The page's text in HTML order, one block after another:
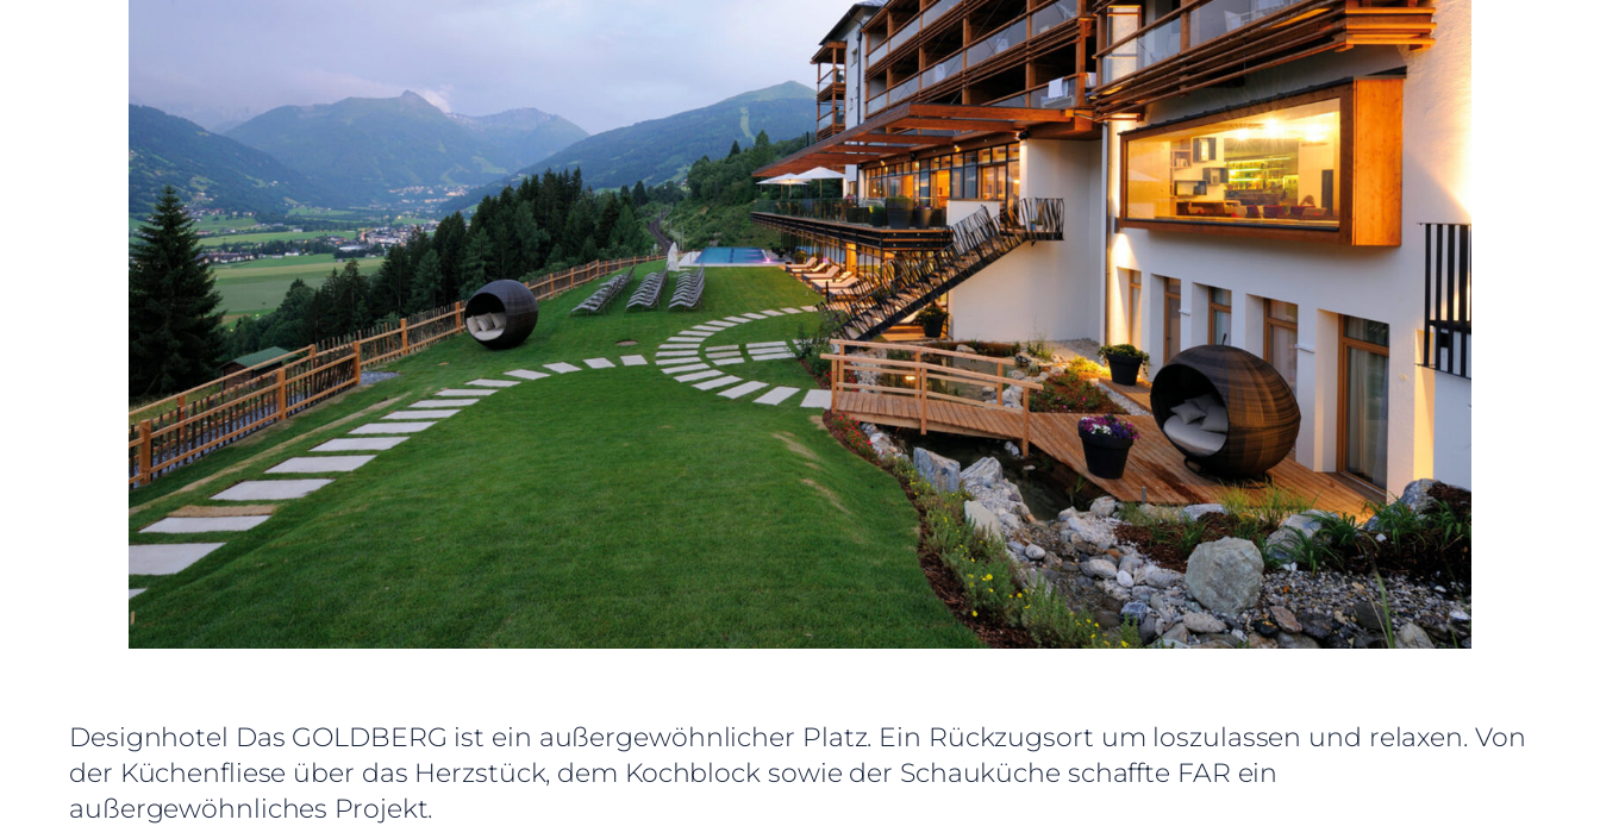
Designhotel Das GOLDBERG ist ein außergewöhnlicher Platz. Ein Rückzugsort um loszulassen und relaxen. Von
der Küchenfliese über das Herzstück, dem Kochblock sowie der Schauküche schaffte FAR ein
außergewöhnliches Projekt.